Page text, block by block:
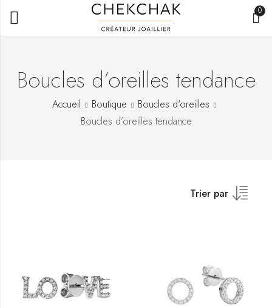
0
Boucles d’oreilles tendance
Accueil Boutique
Boucles d'oreilles
Boucles d’oreilles tendance
Trier par